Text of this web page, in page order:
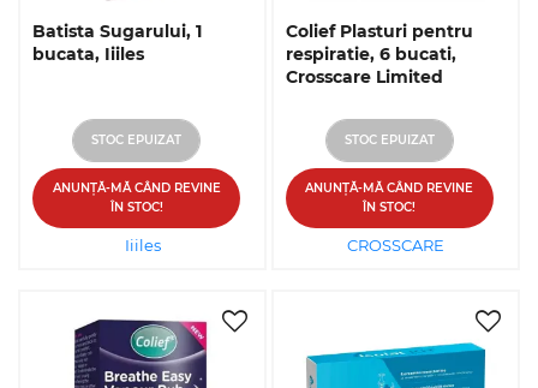
Batista Sugarului, 1
bucata, Iiiles
STOC EPUIZAT
ANUNȚĂ-MĂ CÂND REVINE
ÎN STOC!
Iiiles
Colief Plasturi pentru
respiratie, 6 bucati,
Crosscare Limited
STOC EPUIZAT
ANUNȚĂ-MĂ CÂND REVINE
ÎN STOC!
CROSSCARE